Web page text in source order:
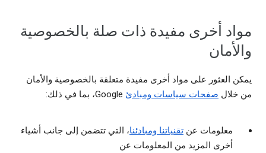
مواد أخرى مفيدة ذات صلة بالخصوصية
والأمان
يمكن العثور على مواد أخرى مفيدة متعلقة بالخصوصية والأمان
من خلال صفحات سياسات ومبادئ
معلومات عن تقنياتنا ومبادئنا، التي تتضمن إلى جانب أشياء
أخرى المزيد من المعلومات عن